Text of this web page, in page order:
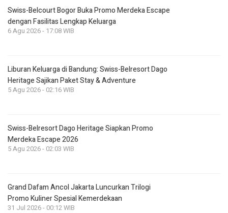
Swiss-Belcourt Bogor Buka Promo Merdeka Escape
dengan Fasilitas Lengkap Keluarga
6 Agu 2026 - 17:08 WIB
Liburan Keluarga di Bandung: Swiss-Belresort Dago
Heritage Sajikan Paket Stay & Adventure
5 Agu 2026 - 02:16 WIB
Swiss-Belresort Dago Heritage Siapkan Promo
Merdeka Escape 2026
5 Agu 2026 - 02:03 WIB
Grand Dafam Ancol Jakarta Luncurkan Trilogi
Promo Kuliner Spesial Kemerdekaan
31 Jul 2026 - 00:12 WIB